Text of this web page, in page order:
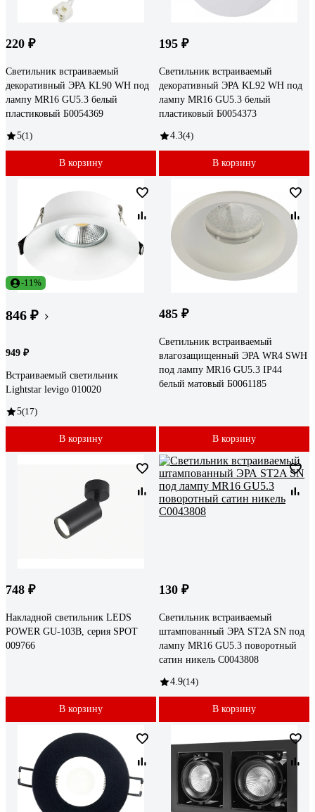
220 ₽
Светильник встраиваемый
декоративный ЭРА KL90 WH под
лампу MR16 GU5.3 белый
пластиковый Б0054369
5(1)
В корзину
195 ₽
Светильник встраиваемый
декоративный ЭРА KL92 WH под
лампу MR16 GU5.3 белый
пластиковый Б0054373
4.3(4)
В корзину
-11%
846 ₽
949 ₽
Встраиваемый светильник
Lightstar levigo 010020
5(17)
В корзину
485 ₽
Светильник встраиваемый
влагозащищенный ЭРА WR4 SWH
под лампу MR16 GU5.3 IP44
белый матовый Б0061185
В корзину
748 ₽
Накладной светильник LEDS
POWER GU-103B, серия SPOT
009766
В корзину
130 ₽
Светильник встраиваемый
штампованный ЭРА ST2A SN под
лампу MR16 GU5.3 поворотный
сатин никель C0043808
4.9(14)
В корзину